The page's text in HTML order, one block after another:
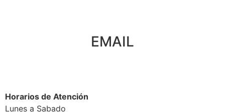
EMAIL
Horarios de Atención
Lunes a Sabado